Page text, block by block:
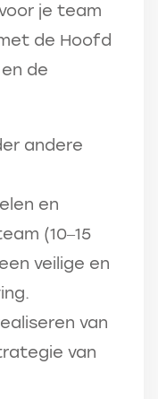
je team
de Hoofd
de
andere
en
(10–15
veilige en
van
van